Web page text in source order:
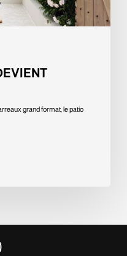
grand format, le patio